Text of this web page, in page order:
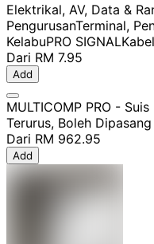
Elektrikal, AV, Data &
PengurusanTerminal,
KelabuPRO SIGNAL
Dari RM 7.95
Add
MULTICOMP PRO -
Terurus, Boleh Dipasang
Dari RM 962.95
Add